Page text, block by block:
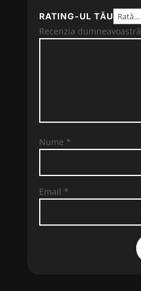
RATING-UL TĂU
Recenzia dumneavoastră
Nume *
Email *